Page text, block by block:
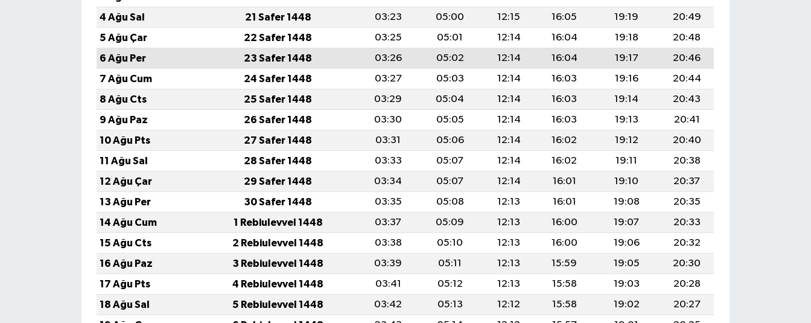
4 Ağu Sal
21 Safer 1448 03:23 05:00 12:15 16:05 19:19
20:49
5 Ağu Çar
22 Safer 1448 03:25 05:01 12:14 16:04 19:18
20:48
6 Ağu Per
23 Safer 1448 03:26 05:02 12:14 16:04 19:17
20:46
7 Ağu Cum
24 Safer 1448 03:27 05:03 12:14 16:03 19:16
20:44
8 Ağu Cts
25 Safer 1448 03:29 05:04 12:14 16:03 19:14
20:43
9 Ağu Paz
26 Safer 1448 03:30 05:05 12:14 16:03 19:13
20:41
10 Ağu Pts
27 Safer 1448 03:31 05:06 12:14 16:02 19:12
20:40
11 Ağu Sal
28 Safer 1448 03:33 05:07 12:14 16:02 19:11
20:38
12 Ağu Çar
29 Safer 1448 03:34 05:07 12:14 16:01 19:10
20:37
13 Ağu Per
30 Safer 1448 03:35 05:08 12:13 16:01 19:08
20:35
14 Ağu Cum
1 Rebiulevvel 1448 03:37 05:09 12:13 16:00 19:07
20:33
15 Ağu Cts
2 Rebiulevvel 1448 03:38 05:10 12:13 16:00 19:06
20:32
16 Ağu Paz
3 Rebiulevvel 1448 03:39 05:11 12:13 15:59 19:05
20:30
17 Ağu Pts
4 Rebiulevvel 1448 03:41 05:12 12:13 15:58 19:03
20:28
18 Ağu Sal
5 Rebiulevvel 1448 03:42 05:13 12:12 15:58 19:02
20:27